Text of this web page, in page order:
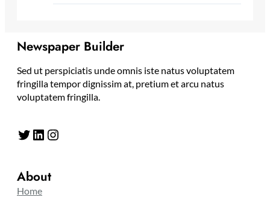
Newspaper Builder
Sed ut perspiciatis unde omnis iste natus voluptatem
fringilla tempor dignissim at, pretium et arcu natus
voluptatem fringilla.
Twitter LinkedIn Instagram
About
Home